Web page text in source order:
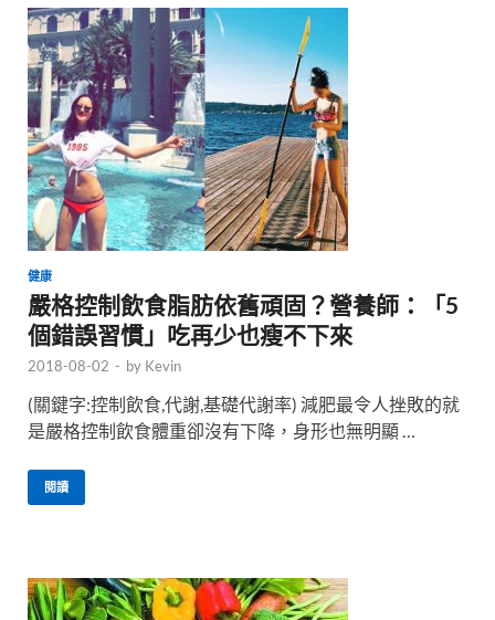
健康
嚴格控制飲食脂肪依舊頑固？營養師：「5
個錯誤習慣」吃再少也瘦不下來
2018-08-02 - by Kevin
(關鍵字:控制飲食,代謝,基礎代謝率) 減肥最令人挫敗的就
是嚴格控制飲食體重卻沒有下降，身形也無明顯 …
閱讀